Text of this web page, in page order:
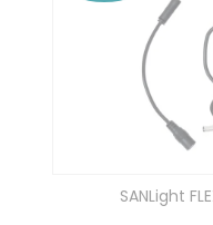
SANLight